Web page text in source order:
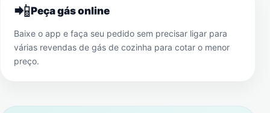
📲Peça gás online
Baixe o app e faça seu pedido sem precisar ligar para
várias revendas de gás de cozinha para cotar o menor
preço.